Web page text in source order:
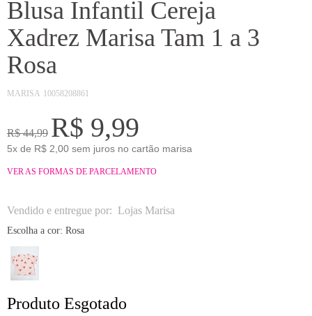
Blusa Infantil Cereja
Xadrez Marisa Tam 1 a 3
Rosa
MARISA 10058208861
R$ 44,99 R$ 9,99
5x de R$ 2,00 sem juros no cartão marisa
VER AS FORMAS DE PARCELAMENTO
Vendido e entregue por: Lojas Marisa
Escolha a cor: Rosa
Produto Esgotado